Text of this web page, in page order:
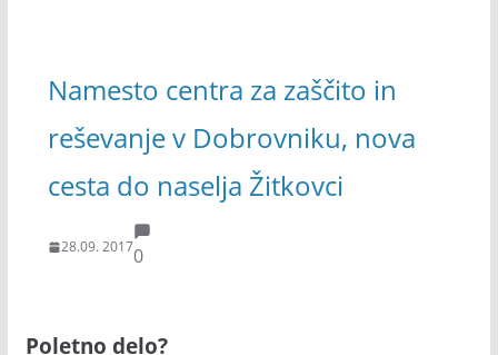
Namesto centra za zaščito in
reševanje v Dobrovniku, nova
cesta do naselja Žitkovci
28.09. 20170
Poletno delo?